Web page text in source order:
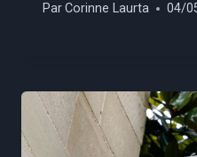
ParCorinne Laurta 04/